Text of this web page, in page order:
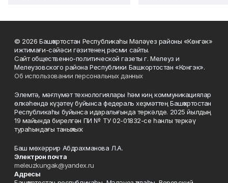
© 2026 Башҡортостан Республикаһы Мәләүез районы «Көнгәк»
ижтимағи-сәйәси гәзитенең рәсми сайты.
Сайт общественно-политической газеты г. Мелеуз и
Мелеузовского района Республики Башкортостан «Конгэк».
Об использовании персональных данных
Элемтә, мәғлүмәт технологиялары һәм киң коммуникациялар
өлкәһендә күҙәтеү буйынса федераль хеҙмәттең Башҡортостан
Республикаһы буйынса идаралығында теркәлде. 2025 йылдың
19 майында бирелгән ПИ № ТУ 02-01832-се һанлы теркәү
тураһындағы таныҡлыҡ.
Баш мөхәррир Абдрахманова Л.А.
Электрон почта
meleuzkungak@yandex.ru
Адресы